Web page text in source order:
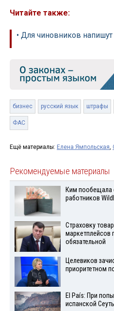
Читайте также:
• Для чиновников
бизнес русский язык штрафы
ФАС
Ещё материалы: Елена Ямпольская,
Рекомендуемые материалы
Ким пообещала
работников
Страховку
маркетплейсов
обязательной
Целевиков
приоритетном
El País: При
испанской